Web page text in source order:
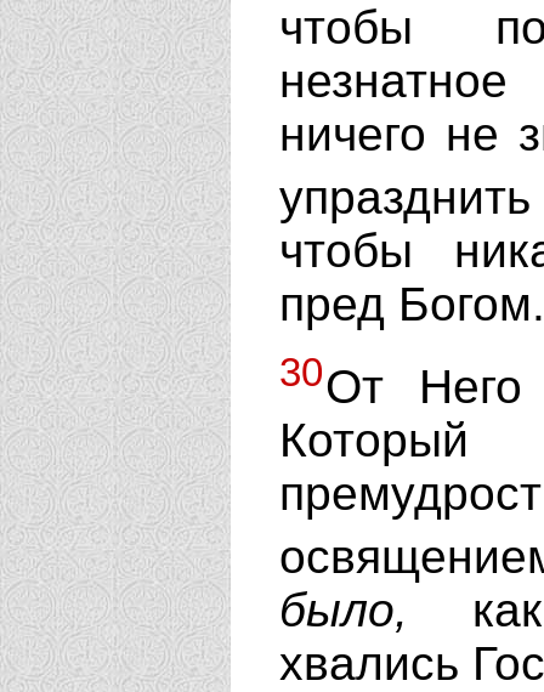
чтобы
ничего не
чтобы
пред Богом.
30От
было, как
хвались